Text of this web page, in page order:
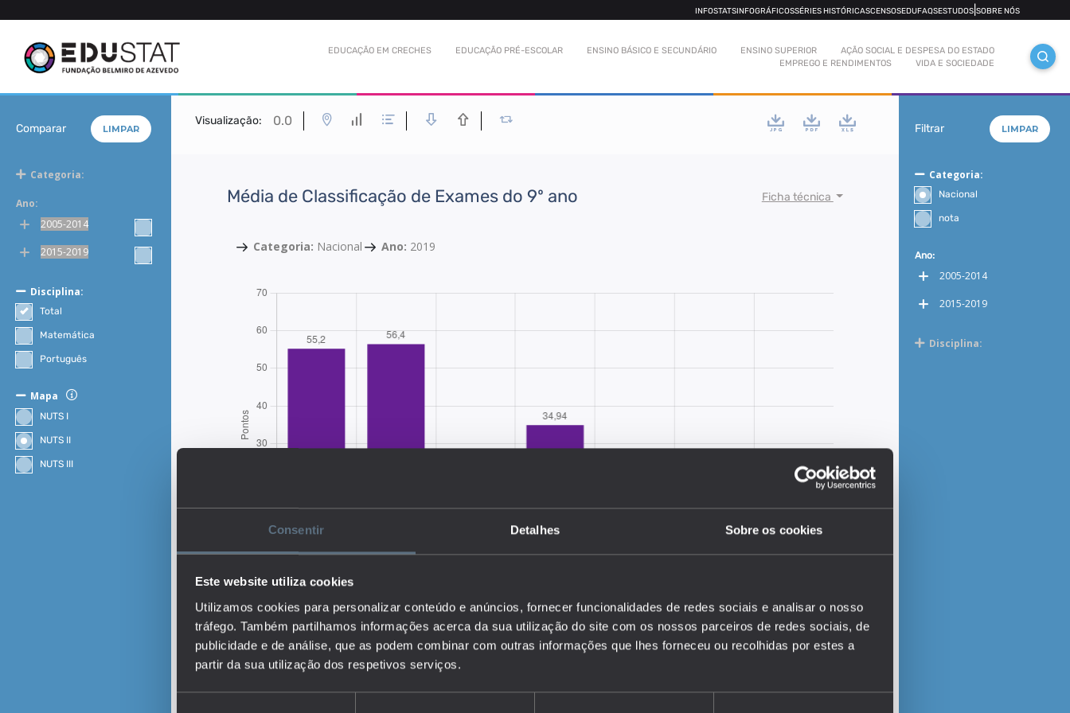
Consentir Detalhes Sobre os cookies
Este website utiliza cookies
Utilizamos cookies para personalizar conteúdo e anúncios, fornecer funcionalidades de redes sociais e analisar o nosso
tráfego. Também partilhamos informações acerca da sua utilização do site com os nossos parceiros de redes sociais, de
publicidade e de análise, que as podem combinar com outras informações que lhes forneceu ou recolhidas por estes a
partir da sua utilização dos respetivos serviços.
INFOSTATSINFOGRÁFICOSSÉRIES HISTÓRICASCENSOSEDUFAQSESTUDOS SOBRE NÓS
EDUCAÇÃO EM CRECHES EDUCAÇÃO PRÉ-ESCOLAR ENSINO BÁSICO E SECUNDÁRIO ENSINO SUPERIOR
AÇÃO SOCIAL E DESPESA DO ESTADO
EMPREGO E RENDIMENTOS
VIDA E SOCIEDADE
Comparar LIMPAR
Categoria:
Ano:
2005-2014
2015-2019
Disciplina:
Total
Matemática
Português
Mapa
NUTS I
NUTS II
NUTS III
Visualização: 0.0
Média de Classificação de Exames do 9º ano Ficha técnica
Categoria: Nacional Ano: 2019
EDUSTAT 2026
Descrição:
Filtrar LIMPAR
Categoria:
Nacional
nota
Ano:
2005-2014
2015-2019
Disciplina: